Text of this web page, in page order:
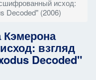
исход:
Decoded" (2006)
взгляд
Decoded"